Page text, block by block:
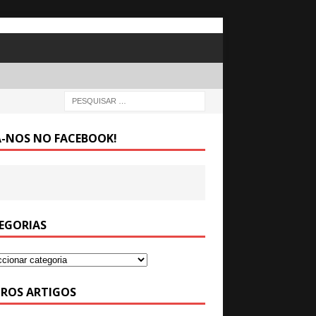
NOS NO FACEBOOK!
ARTIGOS